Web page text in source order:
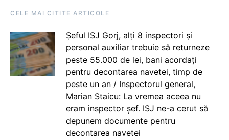
CELE MAI CITITE ARTICOLE
Șeful ISJ Gorj, alți 8 inspectori și
personal auxiliar trebuie să returneze
peste 55.000 de lei, bani acordați
pentru decontarea navetei, timp de
peste un an / Inspectorul general,
Marian Staicu: La vremea aceea nu
eram inspector șef. ISJ ne-a cerut să
depunem documente pentru
decontarea navetei